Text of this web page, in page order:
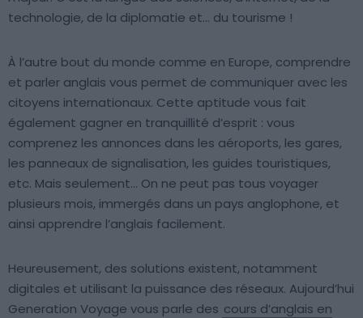
technologie, de la diplomatie et… du tourisme !
À l’autre bout du monde comme en Europe, comprendre
et parler anglais vous permet de communiquer avec les
citoyens internationaux. Cette aptitude vous fait
également gagner en tranquillité d’esprit : vous
comprenez les annonces dans les aéroports, les gares,
les panneaux de signalisation, les guides touristiques,
etc. Mais seulement… On ne peut pas tous voyager
plusieurs mois, immergés dans un pays anglophone, et
ainsi apprendre l’anglais facilement.
Heureusement, des solutions existent, notamment
digitales et utilisant la puissance des réseaux. Aujourd’hui
Generation Voyage vous parle des cours d’anglais en